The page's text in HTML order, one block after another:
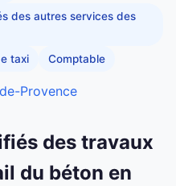
des autres services des
taxi Comptable
Provence
des travaux
du béton en